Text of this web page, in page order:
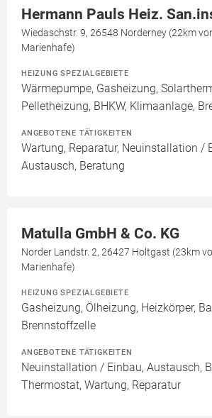
Hermann Pauls Heiz.
Wiedaschstr. 9, 26548 Norderney (22km
Marienhafe)
HEIZUNG SPEZIALGEBIETE
Wärmepumpe, Gasheizung,
Pelletheizung, BHKW, Klimaanlage,
ANGEBOTENE TÄTIGKEITEN
Wartung, Reparatur, Neuinstallation /
Austausch, Beratung
Matulla GmbH & Co. KG
Norder Landstr. 2, 26427 Holtgast (23km
Marienhafe)
HEIZUNG SPEZIALGEBIETE
Gasheizung, Ölheizung, Heizkörper,
Brennstoffzelle
ANGEBOTENE TÄTIGKEITEN
Neuinstallation / Einbau, Austausch,
Thermostat, Wartung, Reparatur